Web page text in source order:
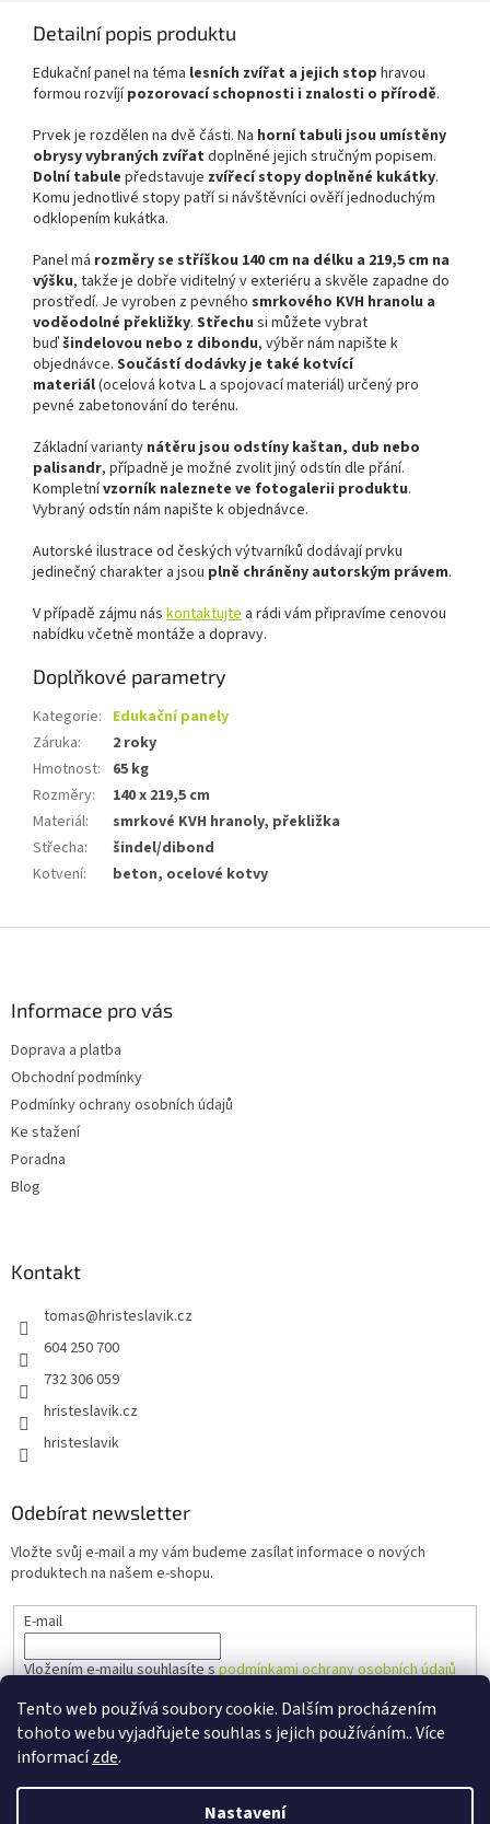
Tento web používá soubory cookie. Dalším procházením
tohoto webu vyjadřujete souhlas s jejich používáním.. Více
informacízde.
Nastavení
Detailní popis produktu
Edukační panel na téma lesních zvířat a jejich stop hravou
formou rozvíjípozorovací schopnosti i znalosti o přírodě.
Prvek je rozdělen na dvě části. Na horní tabuli jsou umístěny
obrysy vybraných zvířat doplněné jejich stručným popisem.
Dolní tabule představuje zvířecí stopy doplněné kukátky.
Komu jednotlivé stopy patří si návštěvníci ověří jednoduchým
odklopením kukátka.
Panel má rozměry se stříškou 140 cm na délku a 219,5 cm na
výšku, takže je dobře viditelný v exteriéru a skvěle zapadne do
prostředí. Je vyroben z pevného smrkového KVH hranolu a
voděodolné překližky. Střechu si můžete vybrat
buďšindelovou nebo z dibondu, výběr nám napište k
objednávce. Součástí dodávky je také kotvící
materiál(ocelová kotva L a spojovací materiál) určený pro
pevné zabetonování do terénu.
Základní varianty nátěru jsou odstíny kaštan, dub nebo
palisandr, případně je možné zvolit jiný odstín dle přání.
Kompletnívzorník naleznete ve fotogalerii produktu.
Vybraný odstín nám napište k objednávce.
Autorské ilustrace od českých výtvarníků dodávají prvku
jedinečný charakter a jsou plně chráněny autorským právem.
V případě zájmu nás kontaktujte a rádi vám připravíme cenovou
nabídku včetně montáže a dopravy.
Doplňkové parametry
Kategorie: Edukační panely
Záruka:
2 roky
Hmotnost:
65 kg
Rozměry:
140 x 219,5 cm
Materiál:
smrkové KVH hranoly, překližka
Střecha:
šindel/dibond
Kotvení: beton, ocelové kotvy
Informace pro vás
Doprava a platba
Obchodní podmínky
Podmínky ochrany osobních údajů
Ke stažení
Poradna
Blog
Kontakt
tomas@hristeslavik.cz
604 250 700
732 306 059
hristeslavik.cz
hristeslavik
Odebírat newsletter
Vložte svůj e-mail a my vám budeme zasílat informace o nových
produktech na našem e-shopu.
E-mail
Vložením e-mailu souhlasíte spodmínkami ochrany osobních údajů
PŘIHLÁSIT SE
Vytvořil Shoptet